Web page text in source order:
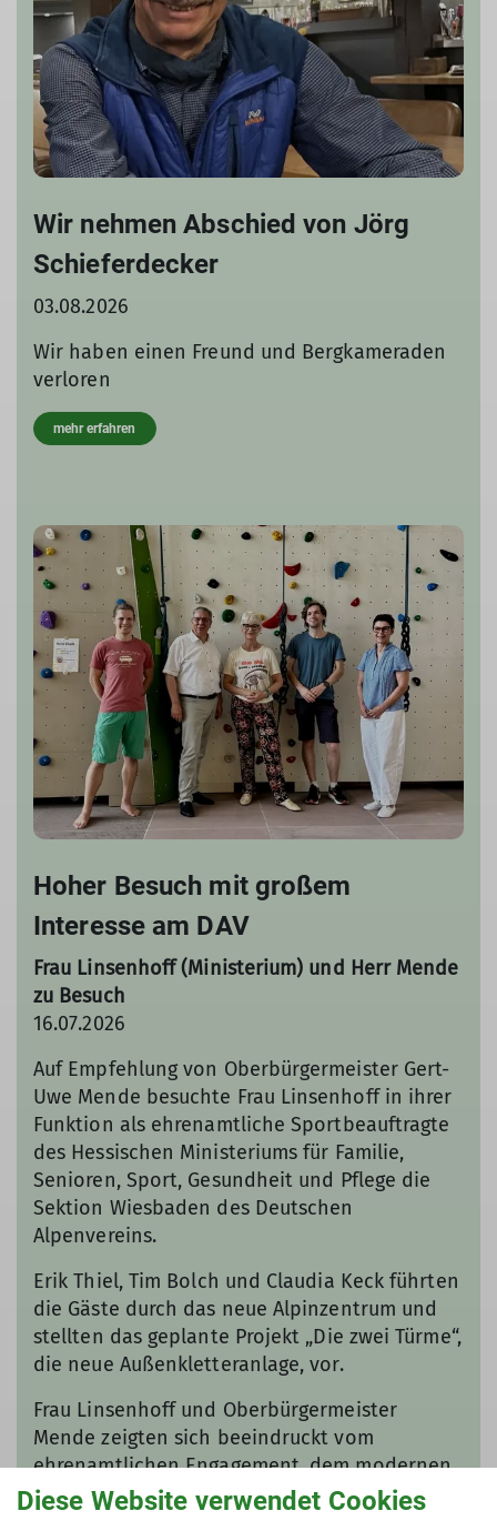
Wir nehmen Abschied von Jörg
Schieferdecker
03.08.2026
Wir haben einen Freund und Bergkameraden
verloren
mehr erfahren
Hoher Besuch mit großem
Interesse am DAV
Frau Linsenhoff (Ministerium) und Herr Mende
zu Besuch
16.07.2026
Auf Empfehlung von Oberbürgermeister Gert-
Uwe Mende besuchte Frau Linsenhoff in ihrer
Funktion als ehrenamtliche Sportbeauftragte
des Hessischen Ministeriums für Familie,
Senioren, Sport, Gesundheit und Pflege die
Sektion Wiesbaden des Deutschen
Alpenvereins.
Erik Thiel, Tim Bolch und Claudia Keck führten
die Gäste durch das neue Alpinzentrum und
stellten das geplante Projekt „Die zwei Türme“,
die neue Außenkletteranlage, vor.
Frau Linsenhoff und Oberbürgermeister
Mende zeigten sich beeindruckt vom
ehrenamtlichen Engagement, dem modernen
Alpinzentrum und den Zukunftsplänen der
Diese Website verwendet Cookies